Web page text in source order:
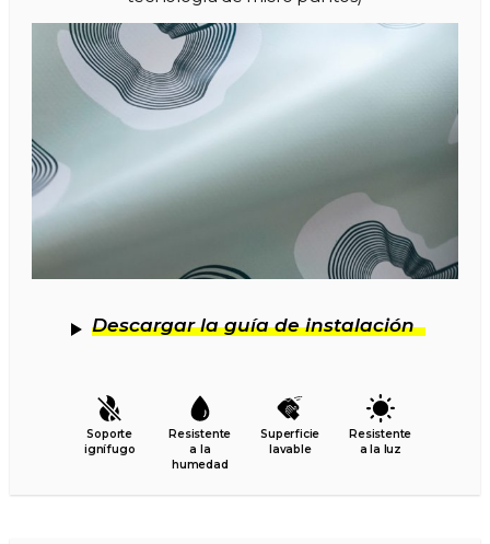
Descargar la guía de instalación
Soporte
ignífugo
Resistente
a la
humedad
Superficie
lavable
Resistente
a la luz